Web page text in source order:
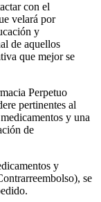
con el
velará por
y
de aquellos
que mejor se
Perpetuo
pertinentes al
y una
de
y
se